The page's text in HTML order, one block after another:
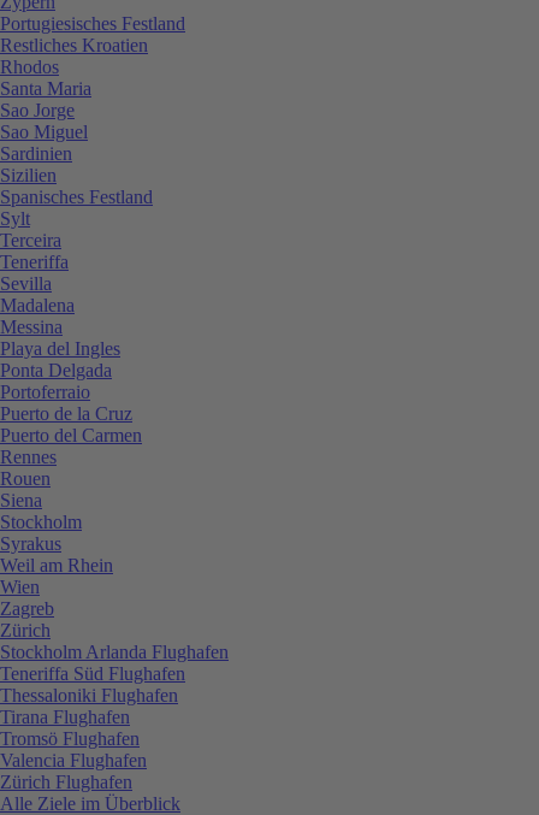
Portugiesisches Festland
Restliches Kroatien
Rhodos
Santa Maria
Sao Jorge
Sao Miguel
Sardinien
Sizilien
Spanisches Festland
Sylt
Terceira
Teneriffa
Sevilla
Madalena
Messina
Playa del Ingles
Ponta Delgada
Portoferraio
Puerto de la Cruz
Puerto del Carmen
Rennes
Rouen
Siena
Stockholm
Syrakus
Weil am Rhein
Wien
Zagreb
Zürich
Stockholm Arlanda Flughafen
Teneriffa Süd Flughafen
Thessaloniki Flughafen
Tirana Flughafen
Tromsö Flughafen
Valencia Flughafen
Zürich Flughafen
Alle Ziele im Überblick